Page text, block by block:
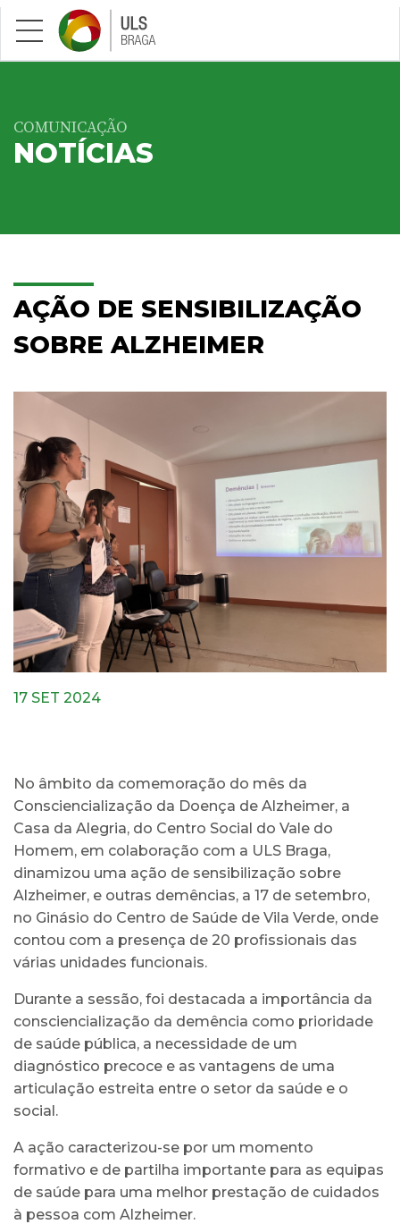
Saltar para conteúdo principal
COMUNICAÇÃO
NOTÍCIAS
AÇÃO DE SENSIBILIZAÇÃO
SOBRE ALZHEIMER
17 SET 2024
No âmbito da comemoração do mês da
Consciencialização da Doença de Alzheimer, a
Casa da Alegria, do Centro Social do Vale do
Homem, em colaboração com a ULS Braga,
dinamizou uma ação de sensibilização sobre
Alzheimer, e outras demências, a 17 de setembro,
no Ginásio do Centro de Saúde de Vila Verde, onde
contou com a presença de 20 profissionais das
várias unidades funcionais.
Durante a sessão, foi destacada a importância da
consciencialização da demência como prioridade
de saúde pública, a necessidade de um
diagnóstico precoce e as vantagens de uma
articulação estreita entre o setor da saúde e o
social.
A ação caracterizou-se por um momento
formativo e de partilha importante para as equipas
de saúde para uma melhor prestação de cuidados
à pessoa com Alzheimer.